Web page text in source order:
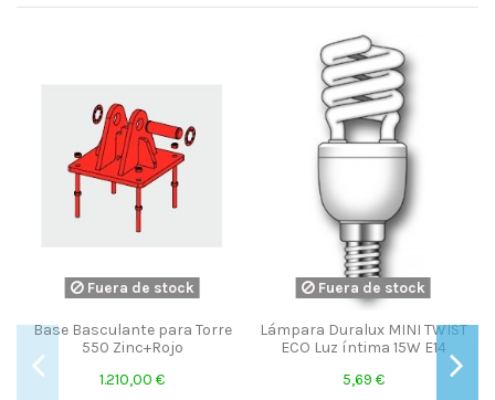
de stock
para Torre
€
Fuera de stock
Lámpara Duralux MINI TWIST
ECO Luz íntima 15W E14
UTIL